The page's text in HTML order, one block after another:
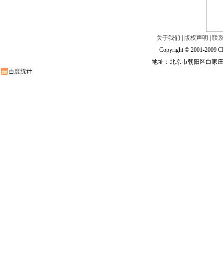
关于我们 版权声明
联
Copyright © 2001-2009
地址：北京市朝阳区白家